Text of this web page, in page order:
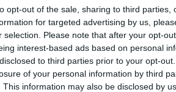
opt-out of the sale, sharing to third
for targeted advertising by us,
selection. Please note that after your opt-
interest-based ads based on personal
to third parties prior to your opt-
of your personal information by third
This information may also be disclosed by
κινηματογράφο και
πραγματοποίησε το ντεμπούτο
Τάκη Κανελλόπουλου και στη
ελληνικού σινεμά, όπως ο